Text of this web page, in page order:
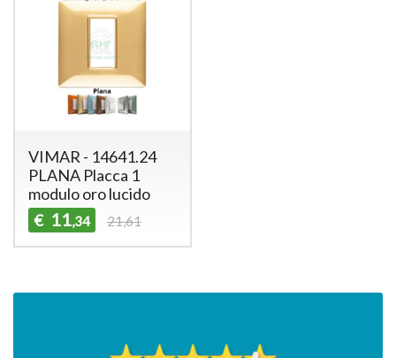
VIMAR - 14641.24
PLANA Placca 1
modulo oro lucido
€ 11,34 21,61